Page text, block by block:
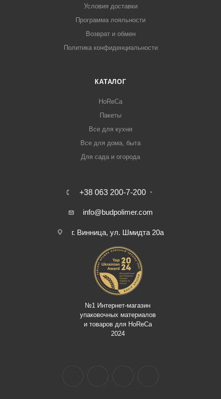
Условия доставки
Программа лояльности
Возврат и обмен
Политика конфиденциальности
КАТАЛОГ
HoReCa
Пакеты
Все для кухни
Все для дома, быта
Для сада и огорода
+38 063 200-7-200
info@budpolimer.com
г. Винница, ул. Шмидта 20а
№1 Интернет-магазин
упаковочных материалов
и товаров для HoReCa
2024